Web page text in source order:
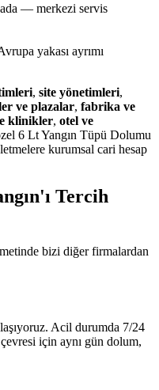
— merkezi servis
yakası ayrımı
, site yönetimleri,
ve plazalar, fabrika ve
klinikler, otel ve
6 Lt Yangın Tüpü Dolumu
kurumsal cari hesap
Tercih
bizi diğer firmalardan
Acil durumda 7/24
çevresi için aynı gün dolum,